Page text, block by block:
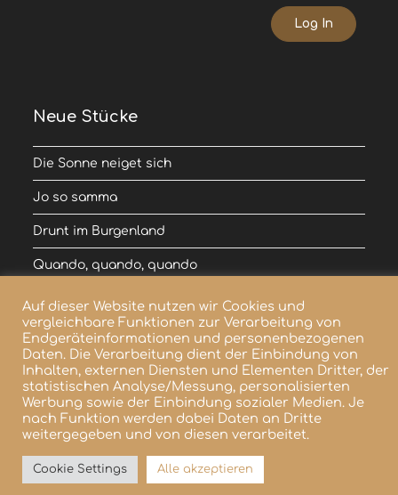
Neue Stücke
Die Sonne neiget sich
Jo so samma
Drunt im Burgenland
Quando, quando, quando
Kling Glöckchen klingelingeling
Copyright 2020 - Zaumquetscht
Auf dieser Website nutzen wir Cookies und
vergleichbare Funktionen zur Verarbeitung von
Endgeräteinformationen und personenbezogenen
Daten. Die Verarbeitung dient der Einbindung von
Inhalten, externen Diensten und Elementen Dritter, der
statistischen Analyse/Messung, personalisierten
Werbung sowie der Einbindung sozialer Medien. Je
nach Funktion werden dabei Daten an Dritte
weitergegeben und von diesen verarbeitet.
Cookie Settings Alle akzeptieren